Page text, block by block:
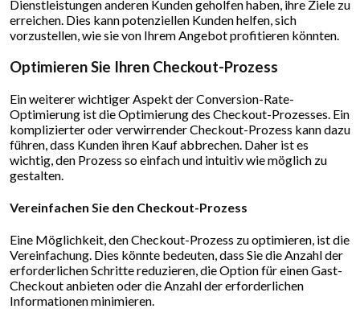
Dienstleistungen anderen Kunden geholfen haben, ihre Ziele zu
erreichen. Dies kann potenziellen Kunden helfen, sich
vorzustellen, wie sie von Ihrem Angebot profitieren könnten.
Optimieren Sie Ihren Checkout-Prozess
Ein weiterer wichtiger Aspekt der Conversion-Rate-
Optimierung ist die Optimierung des Checkout-Prozesses. Ein
komplizierter oder verwirrender Checkout-Prozess kann dazu
führen, dass Kunden ihren Kauf abbrechen. Daher ist es
wichtig, den Prozess so einfach und intuitiv wie möglich zu
gestalten.
Vereinfachen Sie den Checkout-Prozess
Eine Möglichkeit, den Checkout-Prozess zu optimieren, ist die
Vereinfachung. Dies könnte bedeuten, dass Sie die Anzahl der
erforderlichen Schritte reduzieren, die Option für einen Gast-
Checkout anbieten oder die Anzahl der erforderlichen
Informationen minimieren.